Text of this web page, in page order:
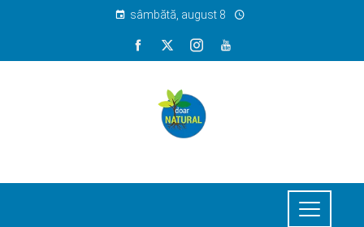
sâmbătă, august 8